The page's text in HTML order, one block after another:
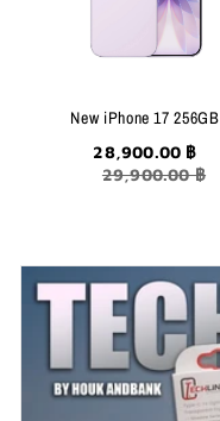
New iPhone 17 256GB
28,900.00 ฿
29,900.00 ฿